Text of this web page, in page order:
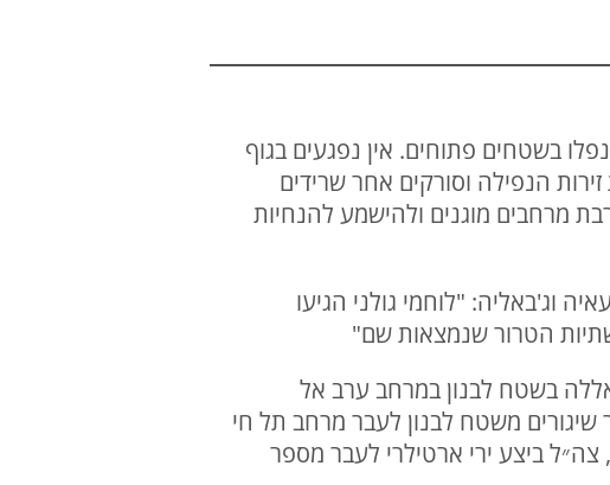
במטח האחרון. הטילים נפלו בשטחים פתוחים. אין נפגעים בגוף
הנפילה וסורקים אחר שרידים
מרחבים מוגנים ולהישמע להנחיות
וג'באליה: "לוחמי גולני הגיעו
הטרור שנמצאות שם"
בשטח לבנון במרחב ערב אל
משטח לבנון לעבר מרחב תל חי
ביצע ירי ארטילרי לעבר מספר